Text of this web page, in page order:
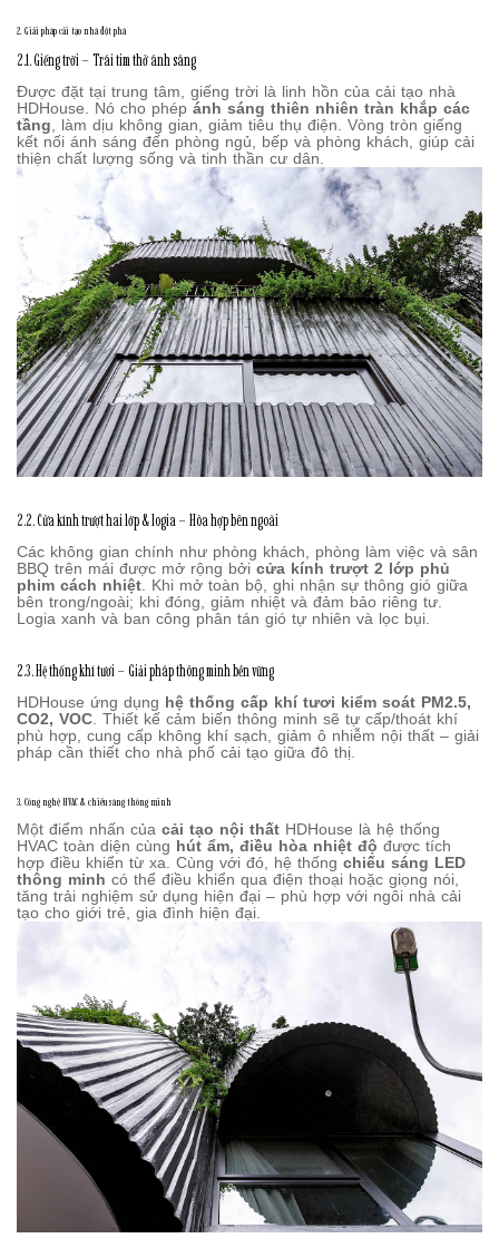
2. Giải pháp cải tạo nhà đột phá
2.1. Giếng trời – Trái tim thở ánh sáng
Được đặt tại trung tâm, giếng trời là linh hồn của cải tạo nhà
HDHouse. Nó cho phép ánh sáng thiên nhiên tràn khắp các
tầng , làm dịu không gian, giảm tiêu thụ điện. Vòng tròn giếng
kết nối ánh sáng đến phòng ngủ, bếp và phòng khách, giúp cải
thiện chất lượng sống và tinh thần cư dân.
2.2. Cửa kính trượt hai lớp & logia – Hòa hợp bên ngoài
Các không gian chính như phòng khách, phòng làm việc và sân
BBQ trên mái được mở rộng bởi cửa kính trượt 2 lớp phủ
phim cách nhiệt . Khi mở toàn bộ, ghi nhận sự thông gió giữa
bên trong/ngoài; khi đóng, giảm nhiệt và đảm bảo riêng tư.
Logia xanh và ban công phân tán gió tự nhiên và lọc bụi.
2.3. Hệ thống khí tươi – Giải pháp thông minh bền vững
HDHouse ứng dụng hệ thống cấp khí tươi kiểm soát PM2.5,
CO2, VOC . Thiết kế cảm biến thông minh sẽ tự cấp/thoát khí
phù hợp, cung cấp không khí sạch, giảm ô nhiễm nội thất – giải
pháp cần thiết cho nhà phố cải tạo giữa đô thị.
3. Công nghệ HVAC & chiếu sáng thông minh
Một điểm nhấn của cải tạo nội thất HDHouse là hệ thống
HVAC toàn diện cùng hút ẩm, điều hòa nhiệt độ được tích
hợp điều khiển từ xa. Cùng với đó, hệ thống chiếu sáng LED
thông minh có thể điều khiển qua điện thoại hoặc giọng nói,
tăng trải nghiệm sử dụng hiện đại – phù hợp với ngôi nhà cải
tạo cho giới trẻ, gia đình hiện đại.